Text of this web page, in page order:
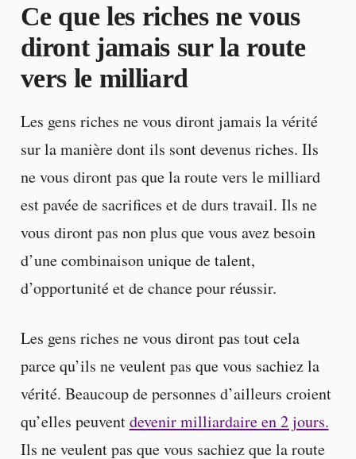
Ce que les riches ne vous
diront jamais sur la route
vers le milliard
Les gens riches ne vous diront jamais la vérité
sur la manière dont ils sont devenus riches. Ils
ne vous diront pas que la route vers le milliard
est pavée de sacrifices et de durs travail. Ils ne
vous diront pas non plus que vous avez besoin
d’une combinaison unique de talent,
d’opportunité et de chance pour réussir.
Les gens riches ne vous diront pas tout cela
parce qu’ils ne veulent pas que vous sachiez la
vérité. Beaucoup de personnes d’ailleurs croient
qu’elles peuventdevenir milliardaire en 2 jours.
Ils ne veulent pas que vous sachiez que la route